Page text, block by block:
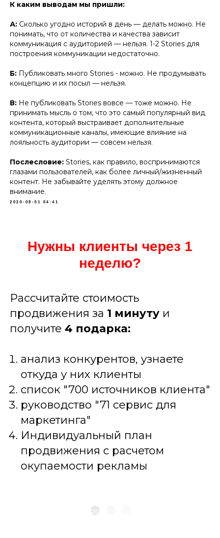
К каким выводам мы пришли:
А: Сколько угодно историй в день — делать можно. Не
понимать, что от количества и качества зависит
коммуникация с аудиторией — нельзя. 1-2 Stories для
построения коммуникации недостаточно.
Б: Публиковать много Stories - можно. Не продумывать
концепцию и их посыл — нельзя.
В: Не публиковать Stories вовсе — тоже можно. Не
принимать мысль о том, что это самый популярный вид
контента, который выстраивает дополнительные
коммуникационные каналы, имеющие влияние на
лояльность аудитории — совсем нельзя.
Послесловие: Stories, как правило, воспринимаются
глазами пользователей, как более личный/жизненный
контент. Не забывайте уделять этому должное
внимание.
2020-08-01 04:41
Нужны клиенты через 1
неделю?
Рассчитайте стоимость
продвижения за 1 минуту и
получите 4 подарка:
анализ конкурентов, узнаете
откуда у них клиенты
список "700 источников клиента"
руководство "71 сервис для
маркетинга"
Индивидуальный план
продвижения с расчетом
окупаемости рекламы
Рассчитать стоимость продвижения